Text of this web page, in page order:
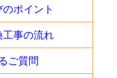
ポイント
工事の流れ
ご質問